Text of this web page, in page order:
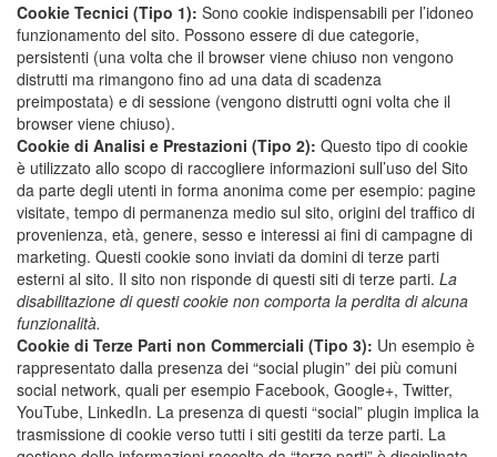
Cookie Tecnici (Tipo 1): Sono cookie indispensabili per l’idoneo
funzionamento del sito. Possono essere di due categorie,
persistenti (una volta che il browser viene chiuso non vengono
distrutti ma rimangono fino ad una data di scadenza
preimpostata) e di sessione (vengono distrutti ogni volta che il
browser viene chiuso).
Cookie di Analisi e Prestazioni (Tipo 2): Questo tipo di cookie
è utilizzato allo scopo di raccogliere informazioni sull’uso del Sito
da parte degli utenti in forma anonima come per esempio: pagine
visitate, tempo di permanenza medio sul sito, origini del traffico di
provenienza, età, genere, sesso e interessi ai fini di campagne di
marketing. Questi cookie sono inviati da domini di terze parti
esterni al sito. Il sito non risponde di questi siti di terze parti. La
disabilitazione di questi cookie non comporta la perdita di alcuna
funzionalità.
Cookie di Terze Parti non Commerciali (Tipo 3): Un esempio è
rappresentato dalla presenza dei “social plugin” dei più comuni
social network, quali per esempio Facebook, Google+, Twitter,
YouTube, LinkedIn. La presenza di questi “social” plugin implica la
trasmissione di cookie verso tutti i siti gestiti da terze parti. La